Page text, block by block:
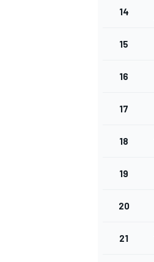
14
15
16
17
18
19
20
21